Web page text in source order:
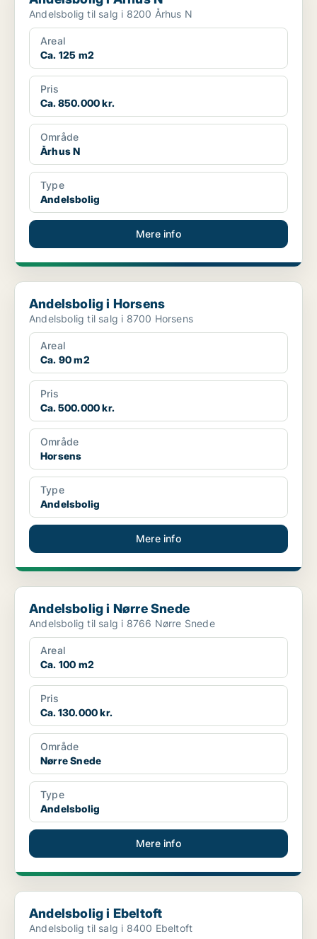
Andelsbolig til salg i 8200 Århus N
Areal
Ca. 125 m2
Pris
Ca. 850.000 kr.
Område
Århus N
Type
Andelsbolig
Mere info
Andelsbolig i Horsens
Andelsbolig i Horsens
Andelsbolig til salg i 8700 Horsens
Areal
Ca. 90 m2
Pris
Ca. 500.000 kr.
Område
Horsens
Type
Andelsbolig
Mere info
Andelsbolig i Nørre Snede
Andelsbolig i Nørre Snede
Andelsbolig til salg i 8766 Nørre Snede
Areal
Ca. 100 m2
Pris
Ca. 130.000 kr.
Område
Nørre Snede
Type
Andelsbolig
Mere info
Andelsbolig i Ebeltoft
Andelsbolig i Ebeltoft
Andelsbolig til salg i 8400 Ebeltoft